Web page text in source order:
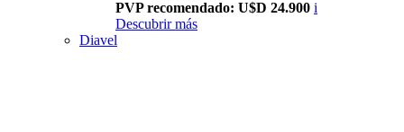
PVP recomendado: U$D 24.900 i
Descubrir más
Diavel